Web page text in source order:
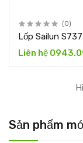
Sản phẩm
(0)
Lốp Sailun S737
Liên hệ